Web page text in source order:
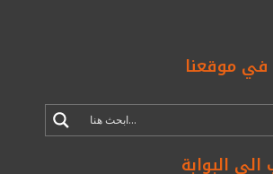
في موقعنا
الى البوابة